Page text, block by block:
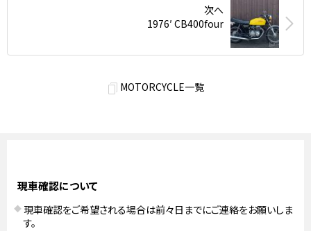
次へ
1976′ CB400four
MOTORCYCLE一覧
現車確認について
現車確認をご希望される場合は前々日までにご連絡をお願いしま
す。